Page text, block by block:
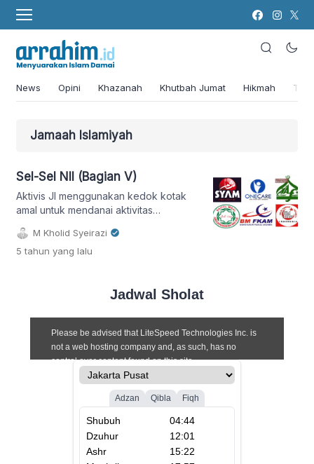
News Opini Khazanah Khutbah Jumat Hikmah
Jamaah Islamiyah
Sel-Sel NII (Bagian V)
Aktivis JI menggunakan kedok kotak
amal untuk mendanai aktivitas
M Kholid Syeirazi
5 tahun yang lalu
Jadwal Sholat